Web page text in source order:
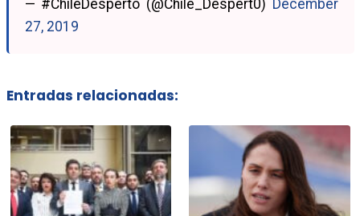
— #ChileDespertó (@Chile_Despert0) December
27, 2019
Entradas relacionadas: